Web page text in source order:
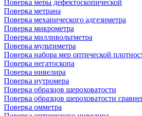
Поверка меры дефектоскопической
Поверка метрана
Поверка механического адгезиметра
Поверка микрометра
Поверка милливольтметра
Поверка мультиметра
Поверка набора мер оптической
Поверка негатоскопа
Поверка нивелира
Поверка нутромера
Поверка образцов шероховатости
Поверка образцов шероховатости
Поверка омметра